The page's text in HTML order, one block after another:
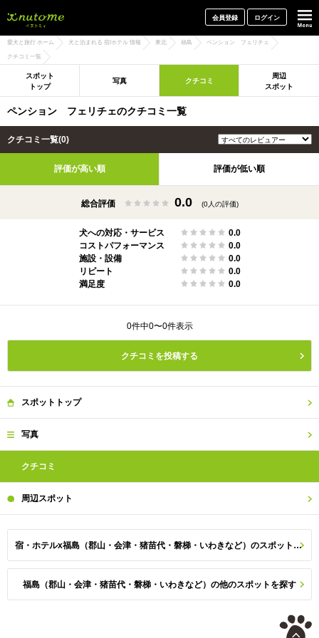
会員登録 ログイン
愛犬と旅行 ホーム 犬と泊まれる 宿/ホテル 情報 東北 福島 ペンション フェリチェ
クチコミ一覧
スポット
トップ
写真 クチコミ
周辺
スポット
ペンション フェリチェのクチコミ一覧
クチコミ一覧(0)
評価が高い順 評価が低い順
総合評価 0.0 (0人の評価)
犬への対応・サービス
0.0
コストパフォーマンス
0.0
施設・設備
0.0
リピート
0.0
満足度
0.0
0件中0〜0件表示
クチコミを投稿する
スポット トップ
写真
クチコミ
周辺スポット
宿・ホテルx福島（郡山・会津・猪苗代・磐梯・いわきなど）のスポット一覧
福島（郡山・会津・猪苗代・磐梯・いわきなど）の他のスポットを探す